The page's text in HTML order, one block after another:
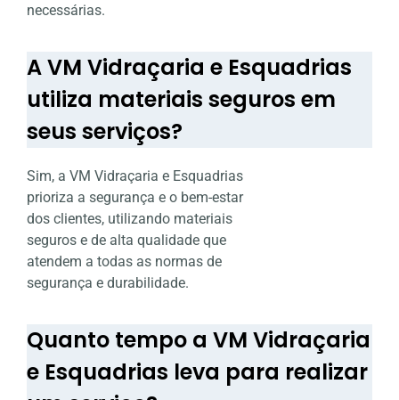
necessárias.
A VM Vidraçaria e Esquadrias
utiliza materiais seguros em
seus serviços?
Sim, a VM Vidraçaria e Esquadrias
prioriza a segurança e o bem-estar
dos clientes, utilizando materiais
seguros e de alta qualidade que
atendem a todas as normas de
segurança e durabilidade.
Quanto tempo a VM Vidraçaria
e Esquadrias leva para realizar